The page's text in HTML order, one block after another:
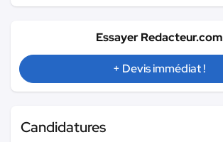
Essayer Redacteur.com
+ Devis immédiat !
Candidatures